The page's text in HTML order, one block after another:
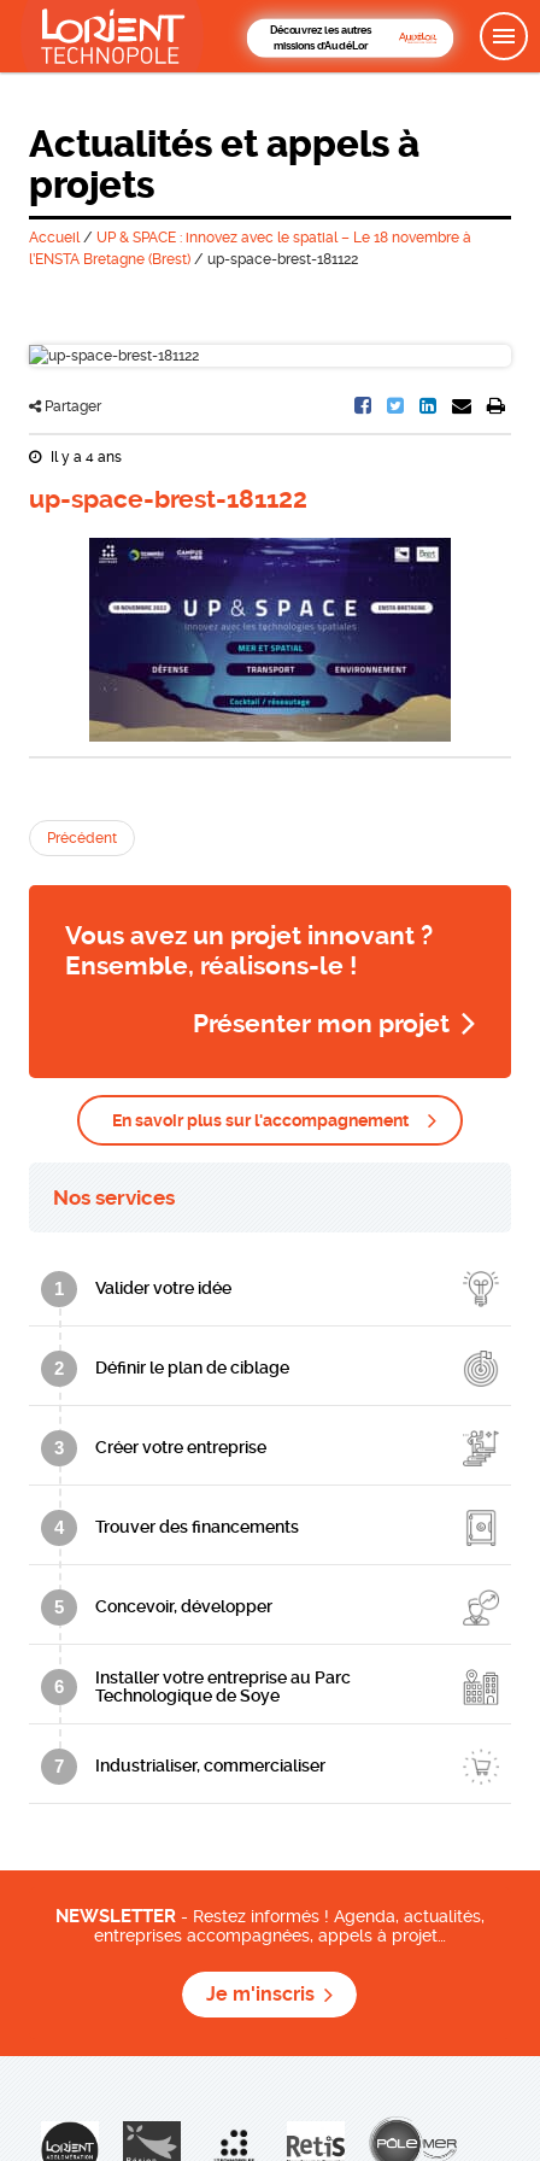
Découvrez les autres
missions d'AudéLor
Actualités et appels à
projets
Accueil/ UP & SPACE : innovez avec le spatial – Le 18 novembre à
l’ENSTA Bretagne (Brest)/ up-space-brest-181122
Partager
Il y a 4 ans
up-space-brest-181122
Précédent
Vous avez un projet innovant ?
Ensemble, réalisons-le !
Présenter mon projet
En savoir plus sur l'accompagnement
Nos services
1 Valider votre idée
2 Définir le plan de ciblage
3 Créer votre entreprise
4 Trouver des financements
5 Concevoir, développer
6
Installer votre entreprise au Parc
Technologique de Soye
7 Industrialiser, commercialiser
NEWSLETTER - Restez informés ! Agenda, actualités,
entreprises accompagnées, appels à projet…
Je m'inscris